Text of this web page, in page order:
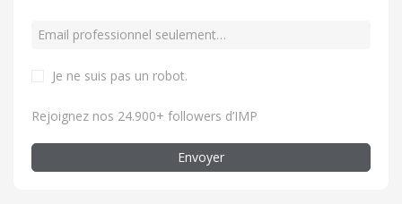
Je ne suis pas un robot.
Rejoignez nos 24.900+ followers d’IMP
Envoyer